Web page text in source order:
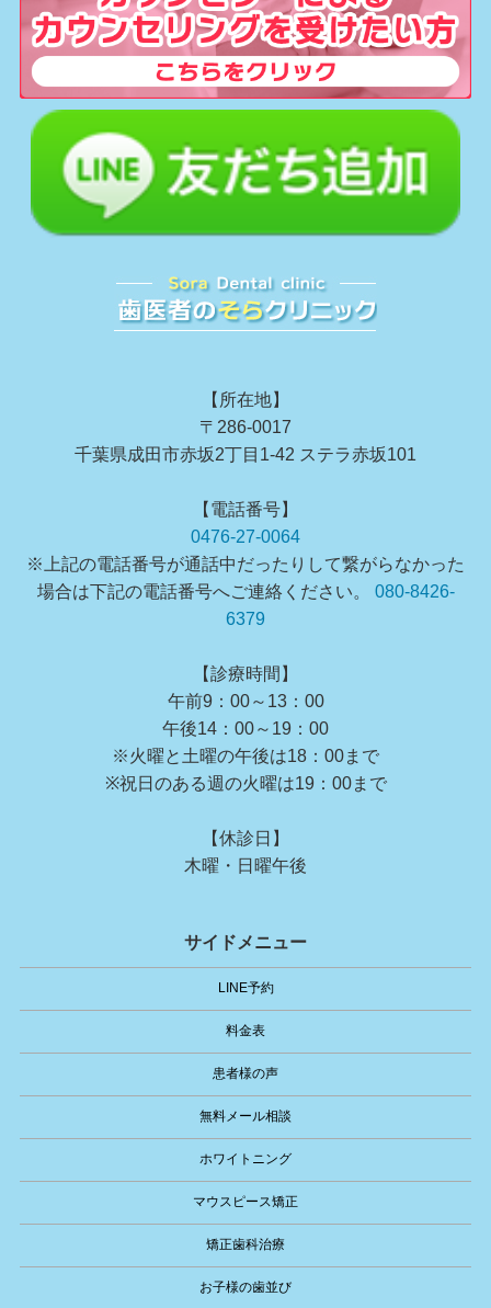
【所在地】
〒286-0017
千葉県成田市赤坂2丁目1-42 ステラ赤坂101
【電話番号】
0476-27-0064
※上記の電話番号が通話中だったりして繋がらなかった
場合は下記の電話番号へご連絡ください。 080-8426-
6379
【診療時間】
午前9：00～13：00
午後14：00～19：00
※火曜と土曜の午後は18：00まで
※祝日のある週の火曜は19：00まで
【休診日】
木曜・日曜午後
サイドメニュー
LINE予約
料金表
患者様の声
無料メール相談
ホワイトニング
マウスピース矯正
矯正歯科治療
お子様の歯並び